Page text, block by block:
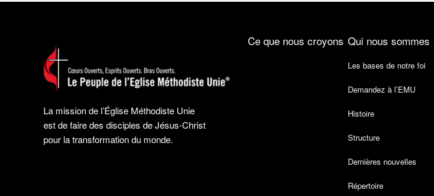
La mission de l’Église Méthodiste Unie
est de faire des disciples de Jésus-Christ
pour la transformation du monde.
Ce que nous croyons Qui nous sommes
Les bases de notre foi
Demandez à l’EMU
Histoire
Structure
Dernières nouvelles
Répertoire